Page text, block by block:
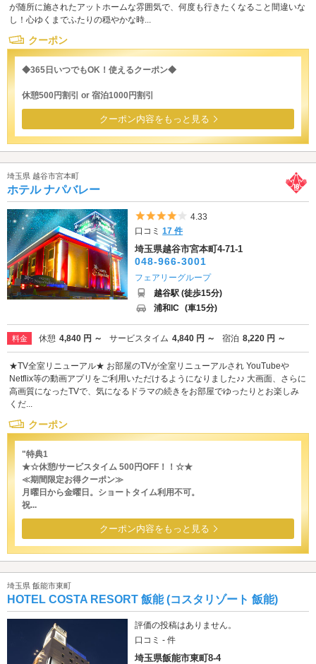
が随所に施されたアットホームな雰囲気で、何度も行きたくなること間違いな
し！心ゆくまでふたりの穏やかな時...
クーポン
◆365日いつでもOK！使えるクーポン◆
休憩500円割引 or 宿泊1000円割引
クーポン内容をもっと見る
埼玉県 越谷市宮本町
ホテル ナパバレー
5つ星のうち4
4.33
口コミ17 件
埼玉県越谷市宮本町4-71-1
048-966-3001
フェアリーグループ
越谷駅 (徒歩15分)
浦和IC (車15分)
料金 休憩 4,840 円 ～ サービスタイム 4,840 円 ～ 宿泊 8,220 円 ～
★TV全室リニューアル★ お部屋のTVが全室リニューアルされ YouTubeや
Netflix等の動画アプリをご利用いただけるようになりました♪♪ 大画面、さらに
高画質になったTVで、気になるドラマの続きをお部屋でゆったりとお楽しみ
くだ...
クーポン
"特典1
★☆休憩/サービスタイム 500円OFF！！☆★
≪期間限定お得クーポン≫
月曜日から金曜日。ショートタイム利用不可。
祝...
クーポン内容をもっと見る
埼玉県 飯能市東町
HOTEL COSTA RESORT 飯能 (コスタリゾート 飯能)
評価の投稿はありません。
口コミ - 件
埼玉県飯能市東町8-4